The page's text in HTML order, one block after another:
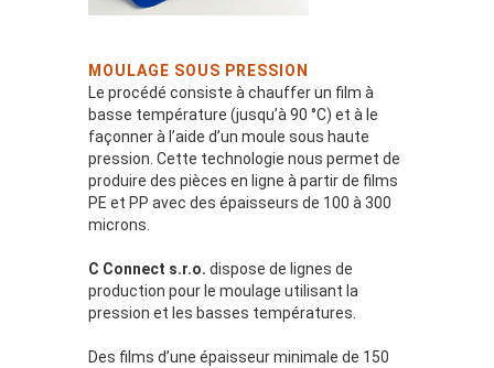
MOULAGE SOUS PRESSION
Le procédé consiste à chauffer un film à
basse température (jusqu’à 90 °C) et à le
façonner à l’aide d’un moule sous haute
pression. Cette technologie nous permet de
produire des pièces en ligne à partir de films
PE et PP avec des épaisseurs de 100 à 300
microns.
C Connect s.r.o. dispose de lignes de
production pour le moulage utilisant la
pression et les basses températures.
Des films d’une épaisseur minimale de 150